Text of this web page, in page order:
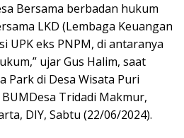
Bersama berbadan hukum
LKD (Lembaga Keuangan
UPK eks PNPM, di antaranya
ujar Gus Halim, saat
Park di Desa Wisata Puri
Tridadi Makmur,
DIY, Sabtu (22/06/2024).